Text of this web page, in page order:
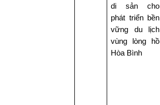
di sản cho
phát triển bền
vững du lịch
vùng lòng hồ
Hòa Bình